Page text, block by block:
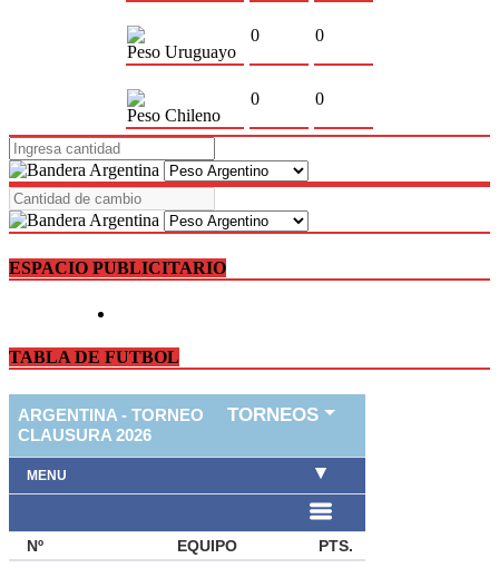
Peso Uruguayo
0 0
Peso Chileno
0 0
ESPACIO PUBLICITARIO
TABLA DE FUTBOL